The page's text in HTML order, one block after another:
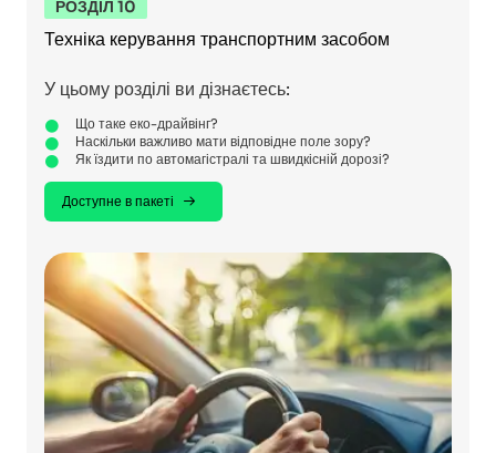
РОЗДІЛ 10
Техніка керування транспортним засобом
У цьому розділі ви дізнаєтесь:
Що таке еко-драйвінг?
Наскільки важливо мати відповідне поле зору?
Як їздити по автомагістралі та швидкісній дорозі?
Доступне в пакеті